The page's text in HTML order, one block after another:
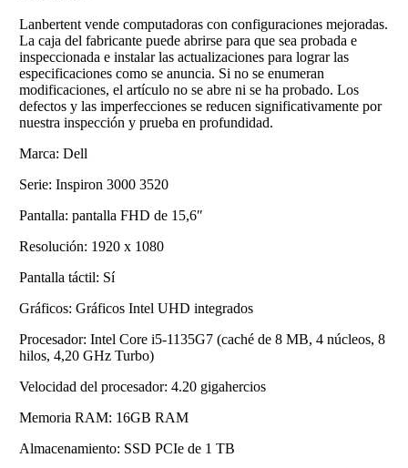
Lanbertent vende computadoras con configuraciones mejoradas.
La caja del fabricante puede abrirse para que sea probada e
inspeccionada e instalar las actualizaciones para lograr las
especificaciones como se anuncia. Si no se enumeran
modificaciones, el artículo no se abre ni se ha probado. Los
defectos y las imperfecciones se reducen significativamente por
nuestra inspección y prueba en profundidad.
Marca: Dell
Serie: Inspiron 3000 3520
Pantalla: pantalla FHD de 15,6″
Resolución: 1920 x 1080
Pantalla táctil: Sí
Gráficos: Gráficos Intel UHD integrados
Procesador: Intel Core i5-1135G7 (caché de 8 MB, 4 núcleos, 8
hilos, 4,20 GHz Turbo)
Velocidad del procesador: 4.20 gigahercios
Memoria RAM: 16GB RAM
Almacenamiento: SSD PCIe de 1 TB